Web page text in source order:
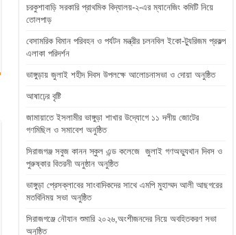
চরকুশাবাড়ি সরকারি প্রাথমিক বিদ্যালয়-২-এর ম্যানেজিং কমিটি নিয়ে
তোলপাড়
বেসামরিক বিমান পরিবহন ও পর্যটন মন্ত্রীর চলনবিল ইকো-ট্যুরিজম প্রকল্প
এলাকা পরিদর্শন
ভাঙ্গুড়ায় জুলাই শহীদ দিবস উপলক্ষে আলোচনাসভা ও দোয়া অনুষ্ঠিত
আষাঢ়ের বৃষ্টি
জামায়াতে ইসলামীর ভাঙ্গুড়া শাখার উদ্যোগে ১১ দলীয় জোটের
গণমিছিল ও সমাবেশ অনুষ্ঠিত
সিরাজগঞ্জ সবুজ কানন স্কুল এন্ড কলেজে জুলাই গণঅভ্যুথান দিবস ও
পুরুষ্কার বিতরনী অনুষ্ঠান অনুষ্ঠিত
ভাঙ্গুড়া প্রেসক্লাবের সাংবাদিকদের সাথে এমপি মুহাম্মদ আলী আছগরের
মতবিনিময় সভা অনুষ্ঠিত
সিরাজগঞ্জে নৌযান শুমারি ২০২৬,অংশীজনদের নিয়ে অবহিতকরণ সভা
অনুষ্ঠিত